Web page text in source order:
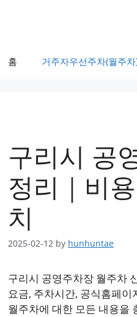
홈 거주자우선주차(월주
구리시 공
정리｜비
치
2025-02-12 by hunhuntae
구리시 공영주차장 월주차
요금, 주차시간, 공식홈페
월주차에 대한 모든 내용을